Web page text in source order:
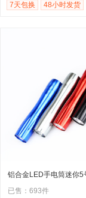
7天包换 48小时发货
已售：693件